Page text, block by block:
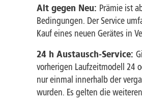
Alt gegen Neu: Prämie ist
Bedingungen. Der Service
Kauf eines neuen Gerätes in
24 h Austausch-Service:
vorherigen Laufzeitmodell 24
nur einmal innerhalb der
wurden. Es gelten die